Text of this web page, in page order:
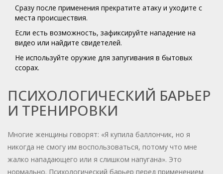
Сразу после применения прекратите атаку и уходите с
места происшествия.
Если есть возможность, зафиксируйте нападение на
видео или найдите свидетелей.
Не используйте оружие для запугивания в бытовых
ссорах.
ПСИХОЛОГИЧЕСКИЙ БАРЬЕР
И ТРЕНИРОВКИ
Многие женщины говорят: «Я купила баллончик, но я
никогда не смогу им воспользоваться, потому что мне
жалко нападающего или я слишком напугана». Это
нормально. Психологический барьер перед применением